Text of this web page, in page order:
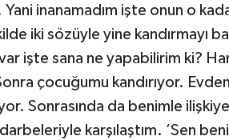
inanamadım işte onun o
iki sözüyle yine kandırmayı
işte sana ne yapabilirim ki?
çocuğumu kandırıyor. Evden
Sonrasında da benimle
karşılaştım. ’Sen